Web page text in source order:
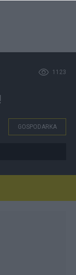
1123
GOSPODARKA